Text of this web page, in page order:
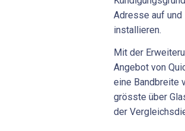
Adresse auf und
installieren.
Mit der
Angebot von
eine Bandbreite
grösste über
der